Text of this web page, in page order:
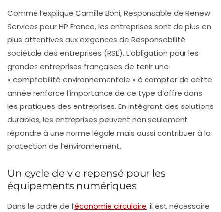
Comme l’explique Camille Boni, Responsable de Renew
Services pour HP France, les entreprises sont de plus en
plus attentives aux exigences de Responsabilité
sociétale des entreprises (RSE). L’obligation pour les
grandes entreprises françaises de tenir une
« comptabilité environnementale » à compter de cette
année renforce l’importance de ce type d’offre dans
les pratiques des entreprises. En intégrant des solutions
durables, les entreprises peuvent non seulement
répondre à une norme légale mais aussi contribuer à la
protection de l’environnement.
Un cycle de vie repensé pour les
équipements numériques
Dans le cadre de l’économie circulaire, il est nécessaire